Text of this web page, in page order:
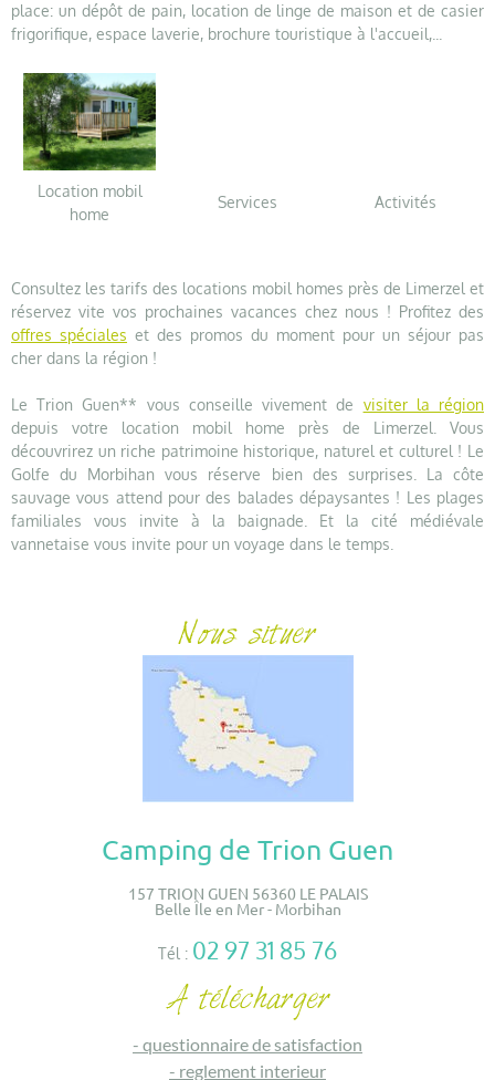
place: un dépôt de pain, location de linge de maison et de casier
frigorifique, espace laverie, brochure touristique à l'accueil,...
Location mobil
home
Services Activités
Consultez les tarifs des locations mobil homes près de Limerzel et
réservez vite vos prochaines vacances chez nous ! Profitez des
offres spéciales et des promos du moment pour un séjour pas
cher dans la région !
Le Trion Guen** vous conseille vivement de visiter la région
depuis votre location mobil home près de Limerzel. Vous
découvrirez un riche patrimoine historique, naturel et culturel ! Le
Golfe du Morbihan vous réserve bien des surprises. La côte
sauvage vous attend pour des balades dépaysantes ! Les plages
familiales vous invite à la baignade. Et la cité médiévale
vannetaise vous invite pour un voyage dans le temps.
Camping de Trion Guen
157 TRION GUEN 56360 LE PALAIS
Belle Île en Mer - Morbihan
Tél : 02 97 31 85 76
- questionnaire de satisfaction
- reglement interieur